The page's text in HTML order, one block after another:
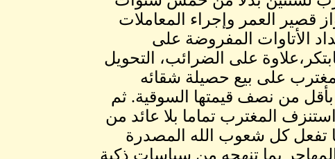
قصير العمر وإجراء المعاملات
الأتاوات المفروضة على
على الضرائب، التحويل
على بيع حصيلة شقائه
من نصف قيمتها السوقية. ثم
المغترب تماما بلا عائد من
تفعل كل شعوب الله المصدرة
بما تنهجه من سياسات ذكية